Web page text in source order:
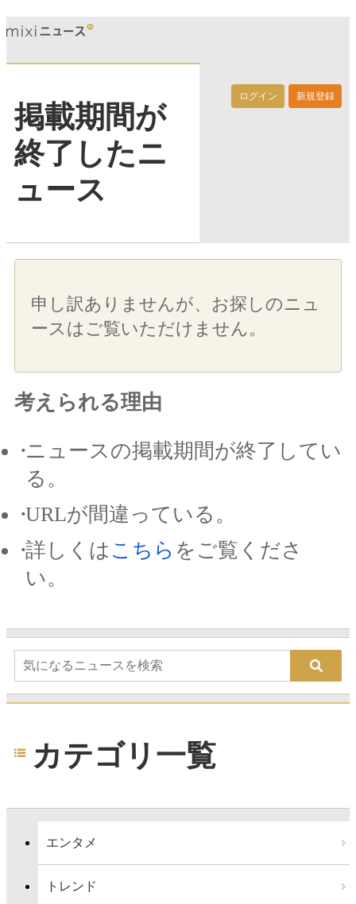
ログイン 新規登録
掲載期間が
終了したニ
ュース
申し訳ありませんが、お探しのニュ
ースはご覧いただけません。
考えられる理由
ニュースの掲載期間が終了してい
る。
URLが間違っている。
詳しくは こちら をご覧くださ
い。
カテゴリ一覧
エンタメ
トレンド